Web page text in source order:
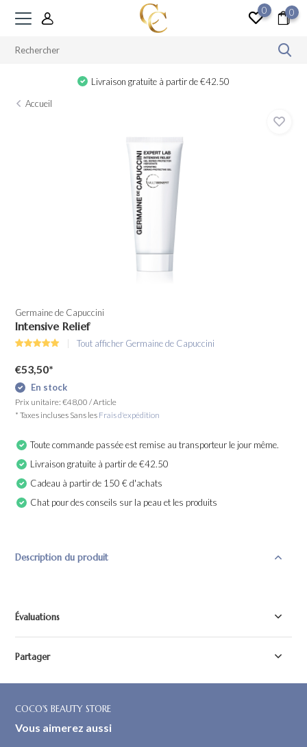
0 0
Livraison gratuite à partir de €42.50
Accueil
Germaine de Capuccini
Intensive Relief
Tout afficher Germaine de Capuccini
€53,50*
En stock
Prix unitaire:€48,00 /Article
* Taxes incluses Sans les Frais d'expédition
Toute commande passée est remise au transporteur le jour même.
Livraison gratuite à partir de €42.50
Cadeau à partir de 150 € d'achats
Chat pour des conseils sur la peau et les produits
Description du produit
Évaluations
Partager
COCO'S BEAUTY STORE
Vous aimerez aussi